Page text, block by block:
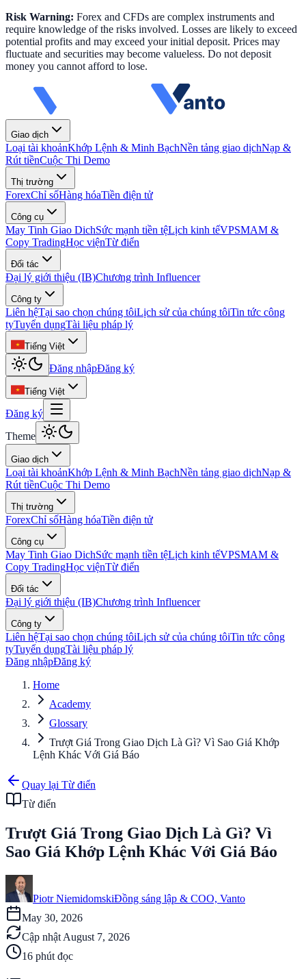
Risk Warning: Forex and CFDs are complex instruments and
require knowledge of the risks involved. Losses are likely to exceed
potential profits and may exceed your initial deposit. Prices may
fluctuate and securities may become valueless. Do not deposit
money you cannot afford to lose.
Giao dịch
Loại tài khoảnKhớp Lệnh & Minh BạchNền tảng giao dịchNạp &
Rút tiềnCuộc Thi Demo
Thị trường
ForexChỉ sốHàng hóaTiền điện tử
Công cụ
May Tinh Giao DichSức mạnh tiền tệLịch kinh tếVPSMAM &
Copy TradingHọc việnTừ điển
Đối tác
Đại lý giới thiệu (IB)Chương trình Influencer
Công ty
Liên hệTại sao chọn chúng tôiLịch sử của chúng tôiTin tức công
tyTuyển dụngTài liệu pháp lý
Tiếng Việt
Đăng nhậpĐăng ký
Tiếng Việt
Đăng ký
Theme
Giao dịch
Loại tài khoảnKhớp Lệnh & Minh BạchNền tảng giao dịchNạp &
Rút tiềnCuộc Thi Demo
Thị trường
ForexChỉ sốHàng hóaTiền điện tử
Công cụ
May Tinh Giao DichSức mạnh tiền tệLịch kinh tếVPSMAM &
Copy TradingHọc việnTừ điển
Đối tác
Đại lý giới thiệu (IB)Chương trình Influencer
Công ty
Liên hệTại sao chọn chúng tôiLịch sử của chúng tôiTin tức công
tyTuyển dụngTài liệu pháp lý
Đăng nhậpĐăng ký
Home
Academy
Glossary
Trượt Giá Trong Giao Dịch Là Gì? Vì Sao Giá Khớp
Lệnh Khác Với Giá Báo
Quay lại Từ điển
Từ điển
Trượt Giá Trong Giao Dịch Là Gì? Vì
Sao Giá Khớp Lệnh Khác Với Giá Báo
Piotr NiemidomskiĐồng sáng lập & COO, Vanto
May 30, 2026
Cập nhật August 7, 2026
16 phút đọc